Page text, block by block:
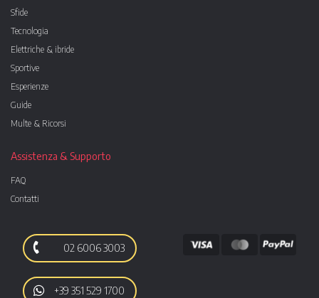
Sfide
Tecnologia
Elettriche & ibride
Sportive
Esperienze
Guide
Multe & Ricorsi
Assistenza & Supporto
FAQ
Contatti
02 6006 3003
+39 351 529 1700